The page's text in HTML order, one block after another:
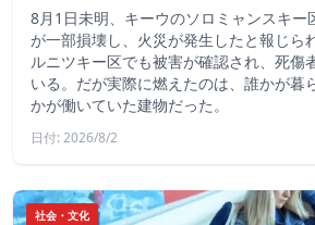
8月1日未明、キーウのソロミャンスキー
が一部損壊し、火災が発生したと報じら
ルニツキー区でも被害が確認され、死傷
いる。だが実際に燃えたのは、誰かが暮
かが働いていた建物だった。
日付: 2026/8/2
社会・文化